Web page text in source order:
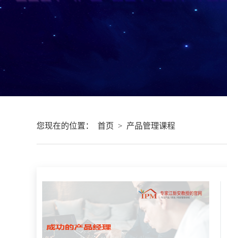
您现在的位置： 首页 > 产品管理课程